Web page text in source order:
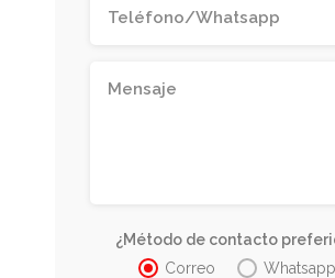
¿Método de contacto
Correo
Whatsapp